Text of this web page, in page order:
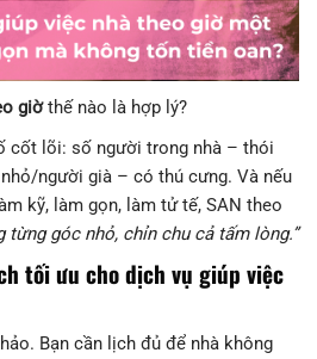
giờthế nào là hợp lý?
cốt lõi: số người trong nhà – thói
người già – có thú cưng. Và nếu
kỹ, làm gọn, làm tử tế, SAN theo
từng góc nhỏ, chỉn chu cả tấm lòng.”
tối ưu cho dịch vụ giúp việc
Bạn cần lịch đủ để nhà không